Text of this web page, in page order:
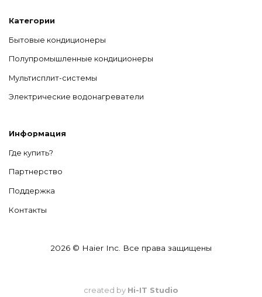
Категории
Бытовые кондиционеры
Полупромышленные кондиционеры
Мультисплит-системы
Электрические водонагреватели
Информация
Где купить?
Партнерство
Поддержка
Контакты
2026 © Haier Inc. Все права защищены
created by Hi-IT Studio